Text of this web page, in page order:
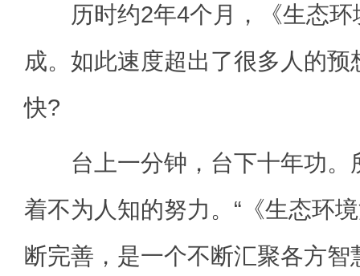
历时约2年4个月，《生态环
成。如此速度超出了很多人的
快?
台上一分钟，台下十年功。
着不为人知的努力。“《生态环
断完善，是一个不断汇聚各方